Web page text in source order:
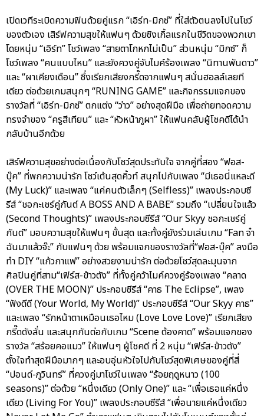
เปิดเวทีระเบิดความฟินด้วยคู่แรก “เอิร์ท-มิกซ์” ที่ใส่ตัวตนลงไปในโชว์
ของตัวเอง เสิร์ฟความสุขให้แฟนๆ ด้วยซิงเกิ้ลแรกในชีวิตของพวกเขา
โดยหนุ่ม “เอิร์ท” โชว์เพลง “สายตาโกหกไม่เป็น” ส่วนหนุ่ม “มิกซ์” ก็
โชว์เพลง “คนแบบไหน” และยังควงคู่จับไมค์ร้องเพลง “นิทานพันดาว”
และ “ผาเคียงเดือน” ซึ่งเรียกเสียงกรี๊ดจากแฟนๆ สนั่นฮอลล์เลยที
เดียว ต่อด้วยเกมสนุกๆ “RUNING GAME” และกิจกรรมแจกของ
รางวัลที่ “เอิร์ท-มิกซ์” ตกแต่ง “ว่าว” อย่างสุดฝีมือ เพื่อถ่ายทอดความ
ทรงจำของ “ครูสีเทียน” และ “หัวหน้าภูผา” ให้แฟนคลับผู้โชคดีได้นำ
กลับบ้านอีกด้วย
เสิร์ฟความสุขอย่างต่อเนื่องกับโชว์สุดประทับใจ จากคู่ที่สอง “ฟอส-
บุ๊ค” ที่พกความน่ารัก โชว์เต้นสุดคิ้วท์ สนุกไปกับเพลง “มีเธอนี่แหละดี
(My Luck)” และเพลง “แค่คนตัวเล็กๆ (Selfless)” เพลงประกอบซี
รีส์ “ชอกะเชร์คู่กันต์ A BOSS AND A BABE” รวมถึง “เปลี่ยนใจแล้ว
(Second Thoughts)” เพลงประกอบซีรีส์ “Our Skyy ชอกะเชร์คู่
กันต์” มอบความสุขให้แฟนๆ ขั้นสุด และทั้งคู่ยังร่วมเล่นเกม “Fan จ๋า
ฉันมาแล้วจ๊ะ” กับแฟนๆ ด้วย พร้อมแจกของรางวัลที่“ฟอส-บุ๊ค” ลงมือ
ทำ DIY “แก้วกาแฟ” อย่างสวยงามน่ารัก ต่อด้วยโชว์สุดละมุนจาก
ศิลปินคู่ที่สาม“เฟิร์ส-ข้าวตัง” ที่ทั้งคู่คว้าไมค์ควงคู่ร้องเพลง “คลาด
(OVER THE MOON)” ประกอบซีรีส์ “คาธ The Eclipse”, เพลง
“ฟังดีดี (Your World, My World)” ประกอบซีรีส์ “Our Skyy คาธ”
และเพลง “รักหน้าตาเหมือนเธอไหม (Love Love Love)” เรียกเสียง
กรี๊ดดังลั่น และสนุกกันต่อกับเกม “Scene ต้องคาด” พร้อมแจกของ
รางวัล “สร้อยคอแมว” ให้แฟนๆ ผู้โชคดี ที่ 2 หนุ่ม “เฟิร์ส-ข้าวตัง”
ตั้งใจทำสุดฝีมือมากๆ และอบอุ่นหัวใจไปกับโชว์สุดพิเศษของคู่ที่สี่
“ปอนด์-ภูวินทร์” ที่ควงคู่มาโชว์ในเพลง “ร้อยฤดูหนาว (100
seasons)” ต่อด้วย “หนึ่งเดียว (Only One)” และ “เพื่อเธอแค่หนึ่ง
เดียว (Living For You)” เพลงประกอบซีรีส์ “เพื่อนายแค่หนึ่งเดียว